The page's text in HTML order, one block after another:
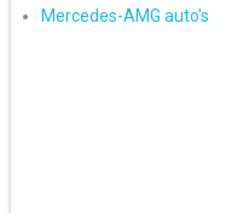
Mercedes-AMG auto's